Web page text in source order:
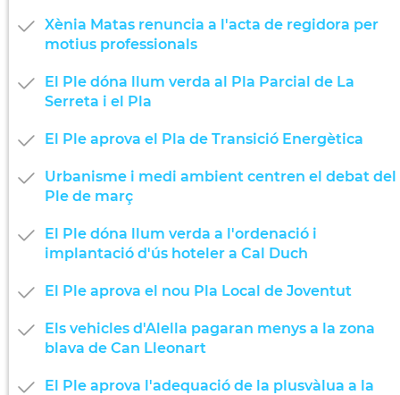
Xènia Matas renuncia a l'acta de regidora per
motius professionals
El Ple dóna llum verda al Pla Parcial de La
Serreta i el Pla
El Ple aprova el Pla de Transició Energètica
Urbanisme i medi ambient centren el debat del
Ple de març
El Ple dóna llum verda a l'ordenació i
implantació d'ús hoteler a Cal Duch
El Ple aprova el nou Pla Local de Joventut
Els vehicles d'Alella pagaran menys a la zona
blava de Can Lleonart
El Ple aprova l'adequació de la plusvàlua a la